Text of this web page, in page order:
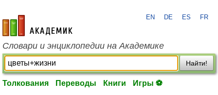
academic.ru
EN DE ES FR
Словари и энциклопедии на Академике
Найти!
Толкования Переводы Книги Игры ⚽